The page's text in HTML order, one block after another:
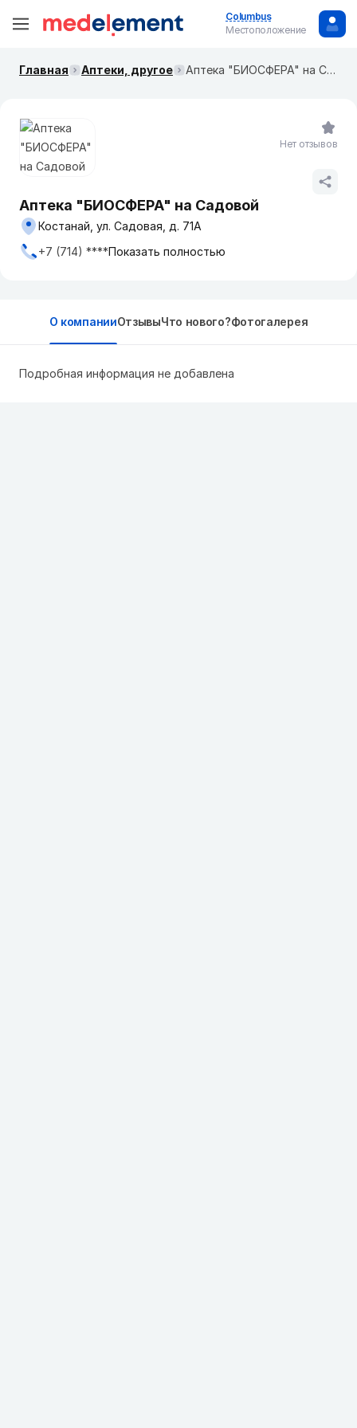
Columbus
Местоположение
Главная Аптеки, другое Аптека "БИОСФЕРА" на Садовой
Аптека "БИОСФЕРА" на Садовой
Костанай, ул. Садовая, д. 71А
+7 (714) ****Показать полностью
Нет отзывов
О компанииОтзывыЧто нового?Фотогалерея
Подробная информация не добавлена